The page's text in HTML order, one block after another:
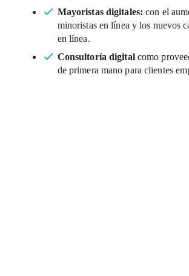
Mayoristas digitales:con el
minoristas en línea y los nuevos
en línea.
Consultoría digital como
de primera mano para clientes